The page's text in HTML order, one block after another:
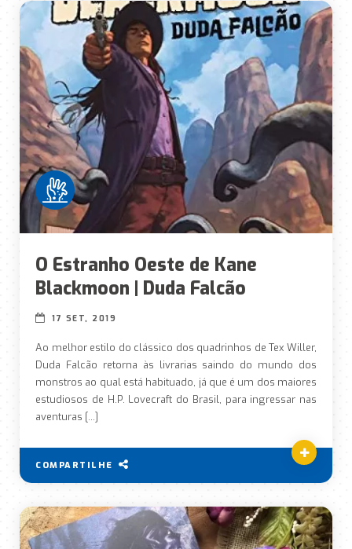
O Estranho Oeste de Kane
Blackmoon | Duda Falcão
17 SET, 2019
Ao melhor estilo do clássico dos quadrinhos de Tex Willer,
Duda Falcão retorna às livrarias saindo do mundo dos
monstros ao qual está habituado, já que é um dos maiores
estudiosos de H.P. Lovecraft do Brasil, para ingressar nas
aventuras […]
COMPARTILHE